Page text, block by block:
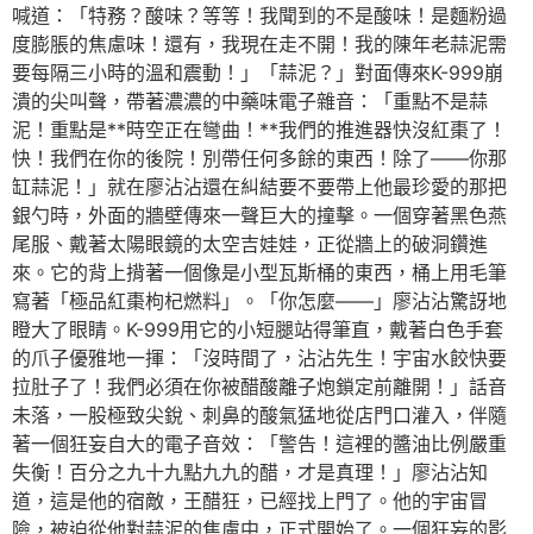
喊道：「特務？酸味？等等！我聞到的不是酸味！是麵粉過
度膨脹的焦慮味！還有，我現在走不開！我的陳年老蒜泥需
要每隔三小時的溫和震動！」「蒜泥？」對面傳來K-999崩
潰的尖叫聲，帶著濃濃的中藥味電子雜音：「重點不是蒜
泥！重點是**時空正在彎曲！**我們的推進器快沒紅棗了！
快！我們在你的後院！別帶任何多餘的東西！除了——你那
缸蒜泥！」就在廖沾沾還在糾結要不要帶上他最珍愛的那把
銀勺時，外面的牆壁傳來一聲巨大的撞擊。一個穿著黑色燕
尾服、戴著太陽眼鏡的太空吉娃娃，正從牆上的破洞鑽進
來。它的背上揹著一個像是小型瓦斯桶的東西，桶上用毛筆
寫著「極品紅棗枸杞燃料」。「你怎麼——」廖沾沾驚訝地
瞪大了眼睛。K-999用它的小短腿站得筆直，戴著白色手套
的爪子優雅地一揮：「沒時間了，沾沾先生！宇宙水餃快要
拉肚子了！我們必須在你被醋酸離子炮鎖定前離開！」話音
未落，一股極致尖銳、刺鼻的酸氣猛地從店門口灌入，伴隨
著一個狂妄自大的電子音效：「警告！這裡的醬油比例嚴重
失衡！百分之九十九點九九的醋，才是真理！」廖沾沾知
道，這是他的宿敵，王醋狂，已經找上門了。他的宇宙冒
險，被迫從他對蒜泥的焦慮中，正式開始了。一個狂妄的影